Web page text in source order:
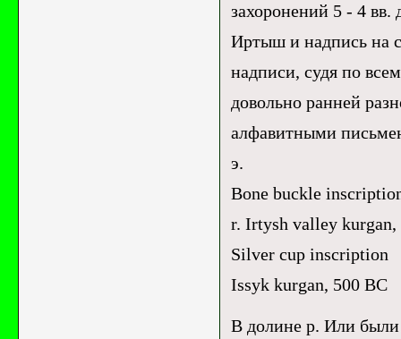
захоронений 5 - 4 вв.
Иртыш и надпись на
надписи, судя по
довольно ранней
алфавитными
э.
Bone buckle
r. Irtysh valley kurgan,
Silver cup inscription
Issyk kurgan, 500 BC
В долине р. Или были